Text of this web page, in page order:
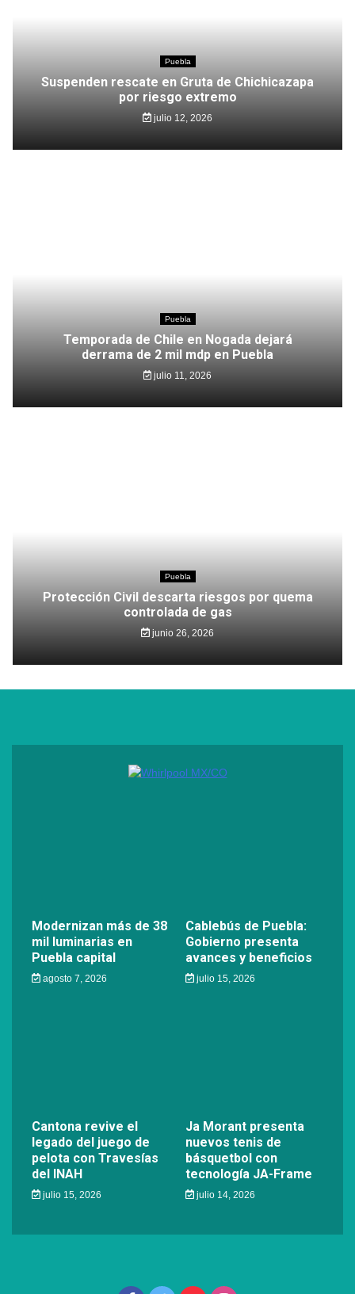
Puebla
Suspenden rescate en Gruta de Chichicazapa
por riesgo extremo
julio 12, 2026
Puebla
Temporada de Chile en Nogada dejará
derrama de 2 mil mdp en Puebla
julio 11, 2026
Puebla
Protección Civil descarta riesgos por quema
controlada de gas
junio 26, 2026
Modernizan más de 38
mil luminarias en
Puebla capital
agosto 7, 2026
Cablebús de Puebla:
Gobierno presenta
avances y beneficios
julio 15, 2026
Cantona revive el
legado del juego de
pelota con Travesías
del INAH
julio 15, 2026
Ja Morant presenta
nuevos tenis de
básquetbol con
tecnología JA-Frame
julio 14, 2026